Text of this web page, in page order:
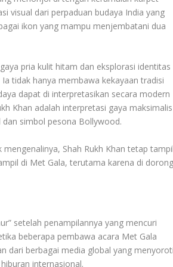
visual dari perpaduan budaya India yang
ikon yang mampu menjembatani dua
pria kulit hitam dan eksplorasi identitas
tidak hanya membawa kekayaan tradisi
dapat di interpretasikan secara modern
Khan adalah interpretasi gaya maksimalis
simbol pesona Bollywood.
Shah Rukh Khan tetap tampil
di Met Gala, terutama karena di dorong
setelah penampilannya yang mencuri
beberapa pembawa acara Met Gala
dari berbagai media global yang menyoroti
internasional.